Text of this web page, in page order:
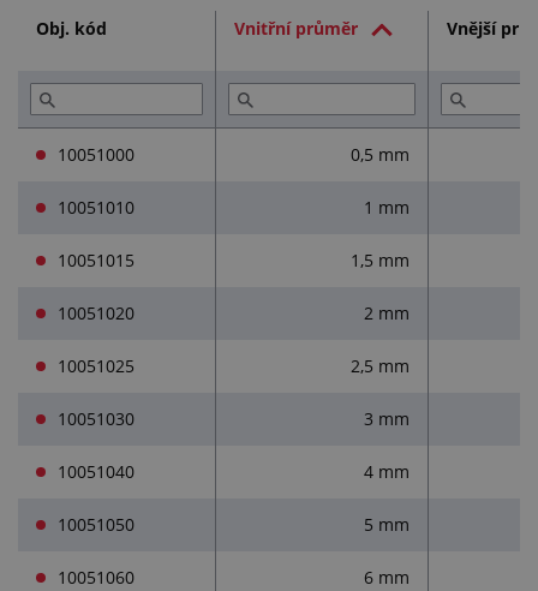
Obj. kód Vnitřní průměr Vnější
10051000 0,5 mm
10051010 1 mm
10051015 1,5 mm
10051020 2 mm
10051025 2,5 mm
10051030 3 mm
10051040 4 mm
10051050 5 mm
10051060 6 mm